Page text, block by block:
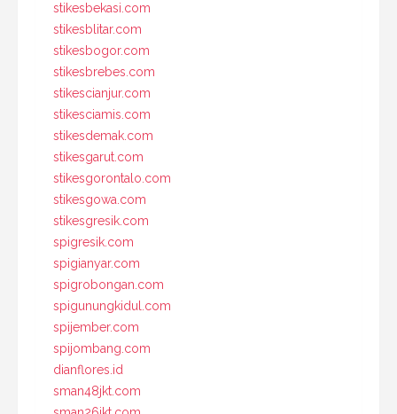
stikesbekasi.com
stikesblitar.com
stikesbogor.com
stikesbrebes.com
stikescianjur.com
stikesciamis.com
stikesdemak.com
stikesgarut.com
stikesgorontalo.com
stikesgowa.com
stikesgresik.com
spigresik.com
spigianyar.com
spigrobongan.com
spigunungkidul.com
spijember.com
spijombang.com
dianflores.id
sman48jkt.com